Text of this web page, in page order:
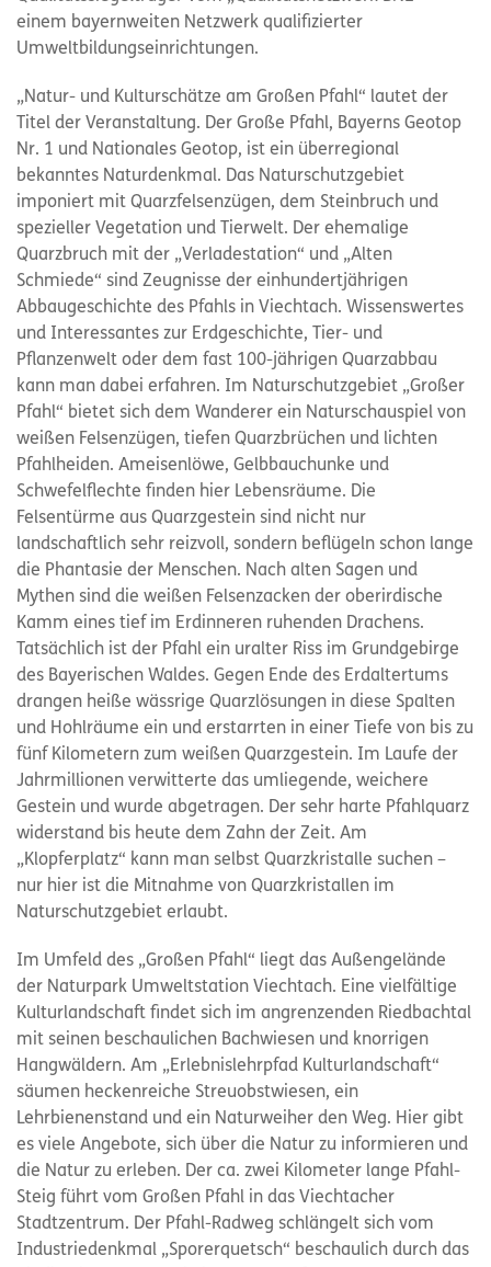
einem bayernweiten Netzwerk qualifizierter
Umweltbildungseinrichtungen.
„Natur- und Kulturschätze am Großen Pfahl“ lautet der
Titel der Veranstaltung. Der Große Pfahl, Bayerns Geotop
Nr. 1 und Nationales Geotop, ist ein überregional
bekanntes Naturdenkmal. Das Naturschutzgebiet
imponiert mit Quarzfelsenzügen, dem Steinbruch und
spezieller Vegetation und Tierwelt. Der ehemalige
Quarzbruch mit der „Verladestation“ und „Alten
Schmiede“ sind Zeugnisse der einhundertjährigen
Abbaugeschichte des Pfahls in Viechtach. Wissenswertes
und Interessantes zur Erdgeschichte, Tier- und
Pflanzenwelt oder dem fast 100-jährigen Quarzabbau
kann man dabei erfahren. Im Naturschutzgebiet „Großer
Pfahl“ bietet sich dem Wanderer ein Naturschauspiel von
weißen Felsenzügen, tiefen Quarzbrüchen und lichten
Pfahlheiden. Ameisenlöwe, Gelbbauchunke und
Schwefelflechte finden hier Lebensräume. Die
Felsentürme aus Quarzgestein sind nicht nur
landschaftlich sehr reizvoll, sondern beflügeln schon lange
die Phantasie der Menschen. Nach alten Sagen und
Mythen sind die weißen Felsenzacken der oberirdische
Kamm eines tief im Erdinneren ruhenden Drachens.
Tatsächlich ist der Pfahl ein uralter Riss im Grundgebirge
des Bayerischen Waldes. Gegen Ende des Erdaltertums
drangen heiße wässrige Quarzlösungen in diese Spalten
und Hohlräume ein und erstarrten in einer Tiefe von bis zu
fünf Kilometern zum weißen Quarzgestein. Im Laufe der
Jahrmillionen verwitterte das umliegende, weichere
Gestein und wurde abgetragen. Der sehr harte Pfahlquarz
widerstand bis heute dem Zahn der Zeit. Am
„Klopferplatz“ kann man selbst Quarzkristalle suchen –
nur hier ist die Mitnahme von Quarzkristallen im
Naturschutzgebiet erlaubt.
Im Umfeld des „Großen Pfahl“ liegt das Außengelände
der Naturpark Umweltstation Viechtach. Eine vielfältige
Kulturlandschaft findet sich im angrenzenden Riedbachtal
mit seinen beschaulichen Bachwiesen und knorrigen
Hangwäldern. Am „Erlebnislehrpfad Kulturlandschaft“
säumen heckenreiche Streuobstwiesen, ein
Lehrbienenstand und ein Naturweiher den Weg. Hier gibt
es viele Angebote, sich über die Natur zu informieren und
die Natur zu erleben. Der ca. zwei Kilometer lange Pfahl-
Steig führt vom Großen Pfahl in das Viechtacher
Stadtzentrum. Der Pfahl-Radweg schlängelt sich vom
Industriedenkmal „Sporerquetsch“ beschaulich durch das